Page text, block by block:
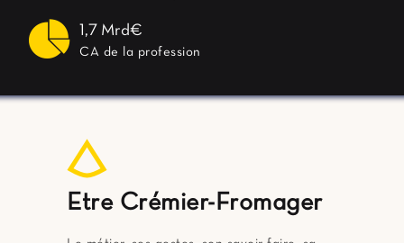
1,7 Mrd€
CA de la profession
Etre Crémier-Fromager